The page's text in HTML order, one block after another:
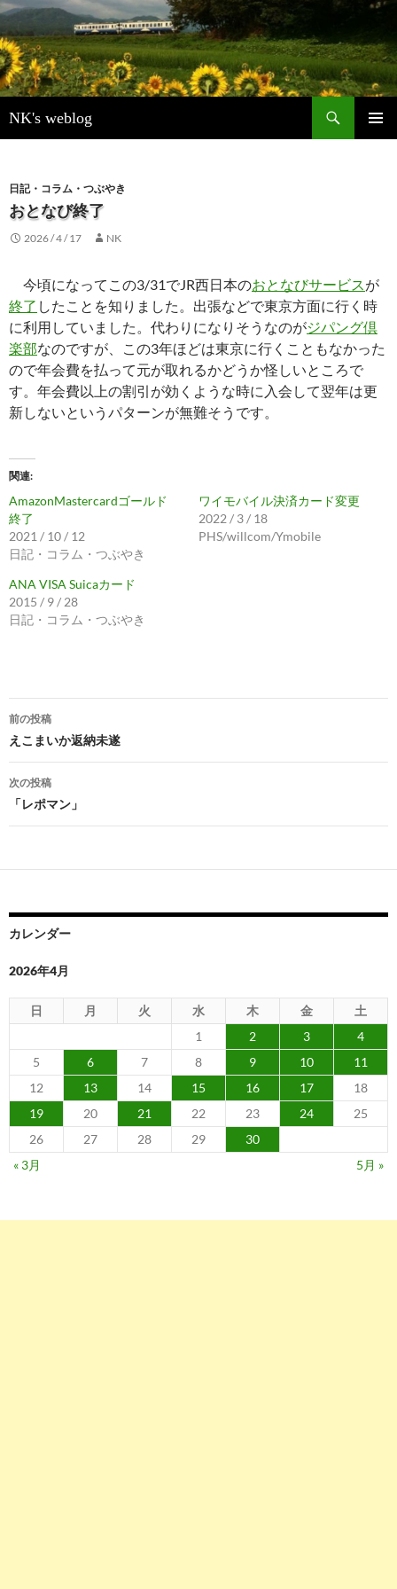
NK's weblog
索
ン
ツ
へ
ス
プ
日記・コラム・つぶやき
おとなび終了
2026 / 4 / 17 NK
今頃になってこの3/31でJR西日本のおとなびサービスが
終了 したことを知りました。出張などで東京方面に行く時
に利用していました。代わりになりそうなのがジパング倶
楽部なのですが、この3年ほどは東京に行くこともなかった
ので年会費を払って元が取れるかどうか怪しいところで
す。年会費以上の割引が効くような時に入会して翌年は更
新しないというパターンが無難そうです。
関連
AmazonMastercardゴールド
終了
2021 / 10 / 12
日記・コラム・つぶやき
ワイモバイル決済カード変更
2022 / 3 / 18
PHS/willcom/Ymobile
ANA VISA Suicaカード
2015 / 9 / 28
日記・コラム・つぶやき
投
稿
ナ
ビ
ゲ
ー
ョ
ン
前の投稿
えこまいか返納未遂
次の投稿
「レポマン」
カレンダー
2026年4月
日 月 火 水 木 金
土
1
2 3
4
5
6 7 8 9 10
11
12
13 14 15 16 17
18
19
20 21 22 23 24
25
26
27 28 29
30
« 3月
5月 »